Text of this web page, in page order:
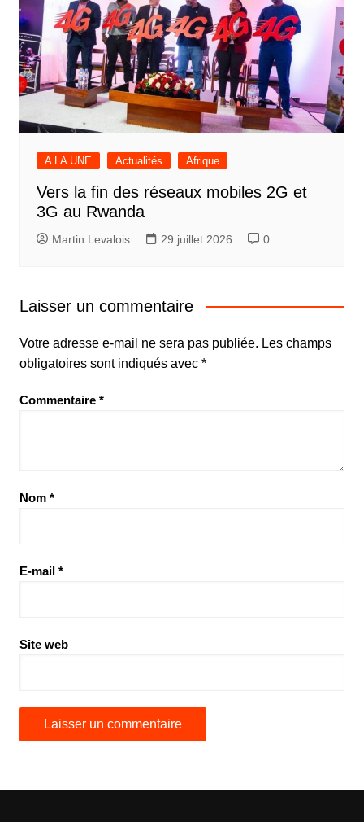
A LA UNE Actualités Afrique
Vers la fin des réseaux mobiles 2G et
3G au Rwanda
Martin Levalois 29 juillet 2026 0
Laisser un commentaire
Votre adresse e-mail ne sera pas publiée. Les champs
obligatoires sont indiqués avec *
Commentaire *
Nom *
E-mail *
Site web